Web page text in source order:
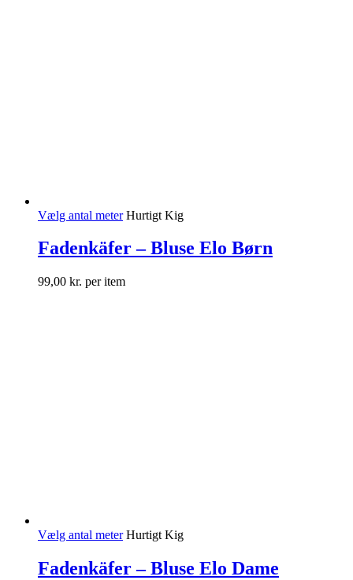
Vælg antal meter Hurtigt Kig
Fadenkäfer – Bluse Elo Børn
99,00 kr. per item
Vælg antal meter Hurtigt Kig
Fadenkäfer – Bluse Elo Dame